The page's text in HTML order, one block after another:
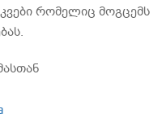
რომელიც მოგცემს